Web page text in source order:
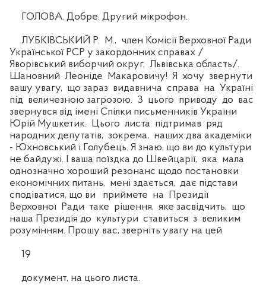
ГОЛОВА. Добре. Другий мікрофон.
ЛУБКІВСЬКИЙ Р. М., член Комісії Верховної Ради
Української РСР у закордонних справах /
Яворівський виборчий округ, Львівська область/.
Шановний Леоніде Макаровичу! Я хочу звернути
вашу увагу, що зараз видавнича справа на Україні
під величезною загрозою. З цього приводу до вас
звернувся від імені Спілки письменників України
Юрій Мушкетик. Цього листа підтримав ряд
народних депутатів, зокрема, наших два академіки
- Юхновський і Голубець. Я знаю, що ви до культури
не байдужі. І ваша поїздка до Швейцарії, яка мала
однозначно хороший резонанс щодо постановки
економічних питань, мені здається, дає підстави
сподіватися, що ви приймете на Президії
Верховної Ради таке рішення, яке засвідчить, що
наша Президія до культури ставиться з великим
розумінням. Прошу вас, зверніть увагу на цей
19
документ, на цього листа.